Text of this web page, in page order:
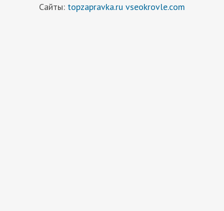
Сайты: topzapravka.ru vseokrovle.com